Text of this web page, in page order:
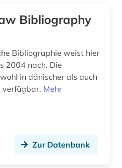
Bibliography
Bibliographie weist hier
2004 nach. Die
in dänischer als auch
verfügbar. Mehr
Zur Datenbank